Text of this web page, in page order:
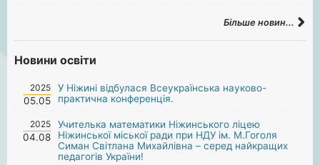
Більше новин...
Новини освіти
2025
05.05
У Ніжині відбулася Всеукраїнська науково-
практична конференція.
2025
04.08
Учителька математики Ніжинського ліцею
Ніжинської міської ради при НДУ ім. М.Гоголя
Симан Світлана Михайлівна – серед найкращих
педагогів України!